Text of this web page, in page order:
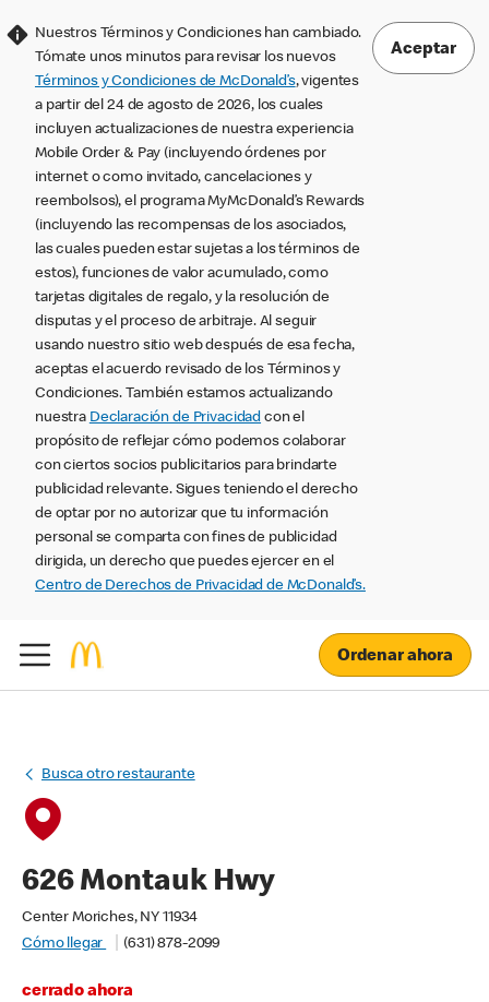
Nuestros Términos y Condiciones han cambiado.
Tómate unos minutos para revisar los nuevos
Términos y Condiciones de McDonald’s, vigentes
a partir del 24 de agosto de 2026, los cuales
incluyen actualizaciones de nuestra experiencia
Mobile Order & Pay (incluyendo órdenes por
internet o como invitado, cancelaciones y
reembolsos), el programa MyMcDonald’s Rewards
(incluyendo las recompensas de los asociados,
las cuales pueden estar sujetas a los términos de
estos), funciones de valor acumulado, como
tarjetas digitales de regalo, y la resolución de
disputas y el proceso de arbitraje. Al seguir
usando nuestro sitio web después de esa fecha,
aceptas el acuerdo revisado de los Términos y
Condiciones. También estamos actualizando
nuestra Declaración de Privacidad con el
propósito de reflejar cómo podemos colaborar
con ciertos socios publicitarios para brindarte
publicidad relevante. Sigues teniendo el derecho
de optar por no autorizar que tu información
personal se comparta con fines de publicidad
dirigida, un derecho que puedes ejercer en el
Centro de Derechos de Privacidad de McDonald’s.
Aceptar
Ordenar ahora
Busca otro restaurante
626 Montauk Hwy
Center Moriches, NY 11934
Cómo llegar
(631) 878-2099
cerrado ahora